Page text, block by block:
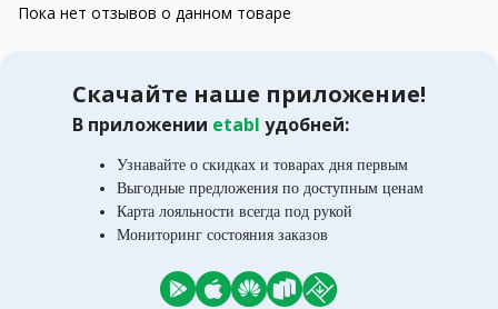
Пока нет отзывов о данном товаре
Скачайте наше приложение!
В приложении etabl удобней:
Узнавайте о скидках и товарах дня первым
Выгодные предложения по доступным ценам
Карта лояльности всегда под рукой
Мониторинг состояния заказов